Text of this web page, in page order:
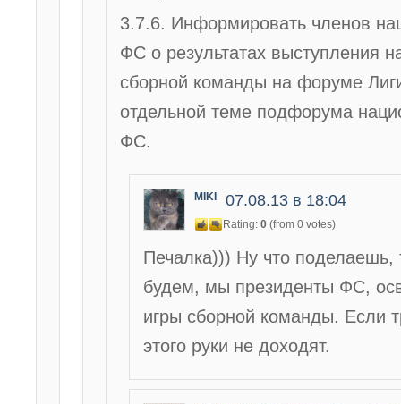
3.7.6. Информировать членов
ФС о результатах выступления
сборной команды на форуме
отдельной теме подфорума
ФС.
MIKI 07.08.13 в 18:04
Rating: 0 (from 0 votes)
Печалка))) Ну что поделаешь,
будем, мы президенты ФС,
игры сборной команды. Если
этого руки не доходят.